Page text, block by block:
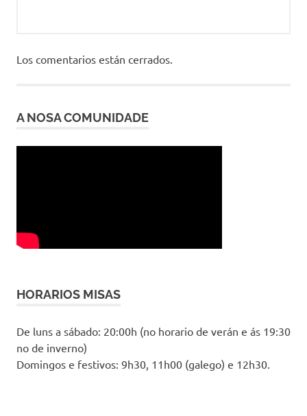
Los comentarios están cerrados.
A NOSA COMUNIDADE
HORARIOS MISAS
De luns a sábado: 20:00h (no horario de verán e ás 19:30
no de inverno)
Domingos e festivos: 9h30, 11h00 (galego) e 12h30.